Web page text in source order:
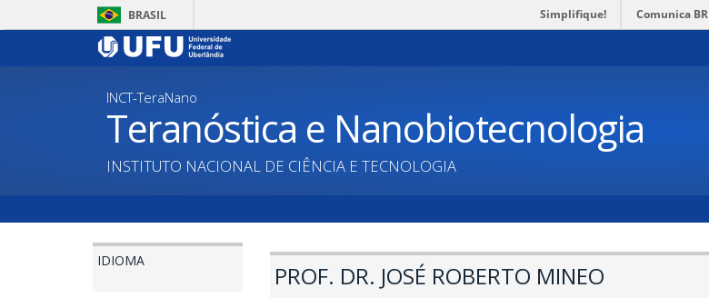
para
BRASIL Simplifique! Comunica BR
INCT-TeraNano
Teranóstica e Nanobiotecnologia
INSTITUTO NACIONAL DE CIÊNCIA E TECNOLOGIA
IDIOMA
PROF. DR. JOSÉ ROBERTO MINEO